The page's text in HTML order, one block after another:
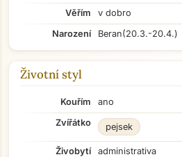
Věřím
v dobro
Narození
Beran(20.3.-20.4.)
Životní styl
Kouřím
ano
Zvířátko
pejsek
Živobytí
administrativa